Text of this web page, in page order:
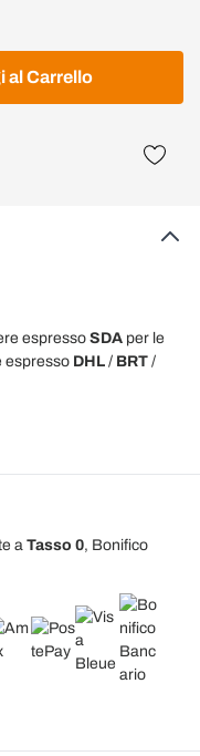
al Carrello
espresso SDA per le
espresso DHL / BRT /
a Tasso 0, Bonifico